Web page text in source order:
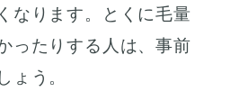
なります。とくに毛量
ったりする人は、事前
ょう。